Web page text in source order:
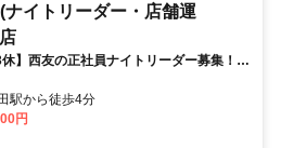
イトリーダー・店舗運
】西友の正社員ナイトリーダー募集！マ
代田駅から徒歩4分
円